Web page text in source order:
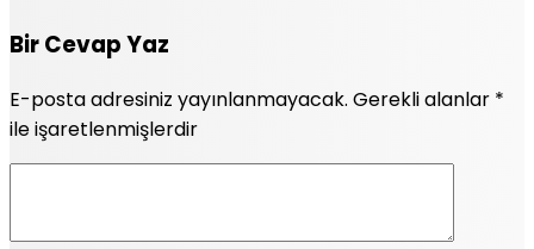
Bir Cevap Yaz
E-posta adresiniz yayınlanmayacak. Gerekli alanlar *
ile işaretlenmişlerdir